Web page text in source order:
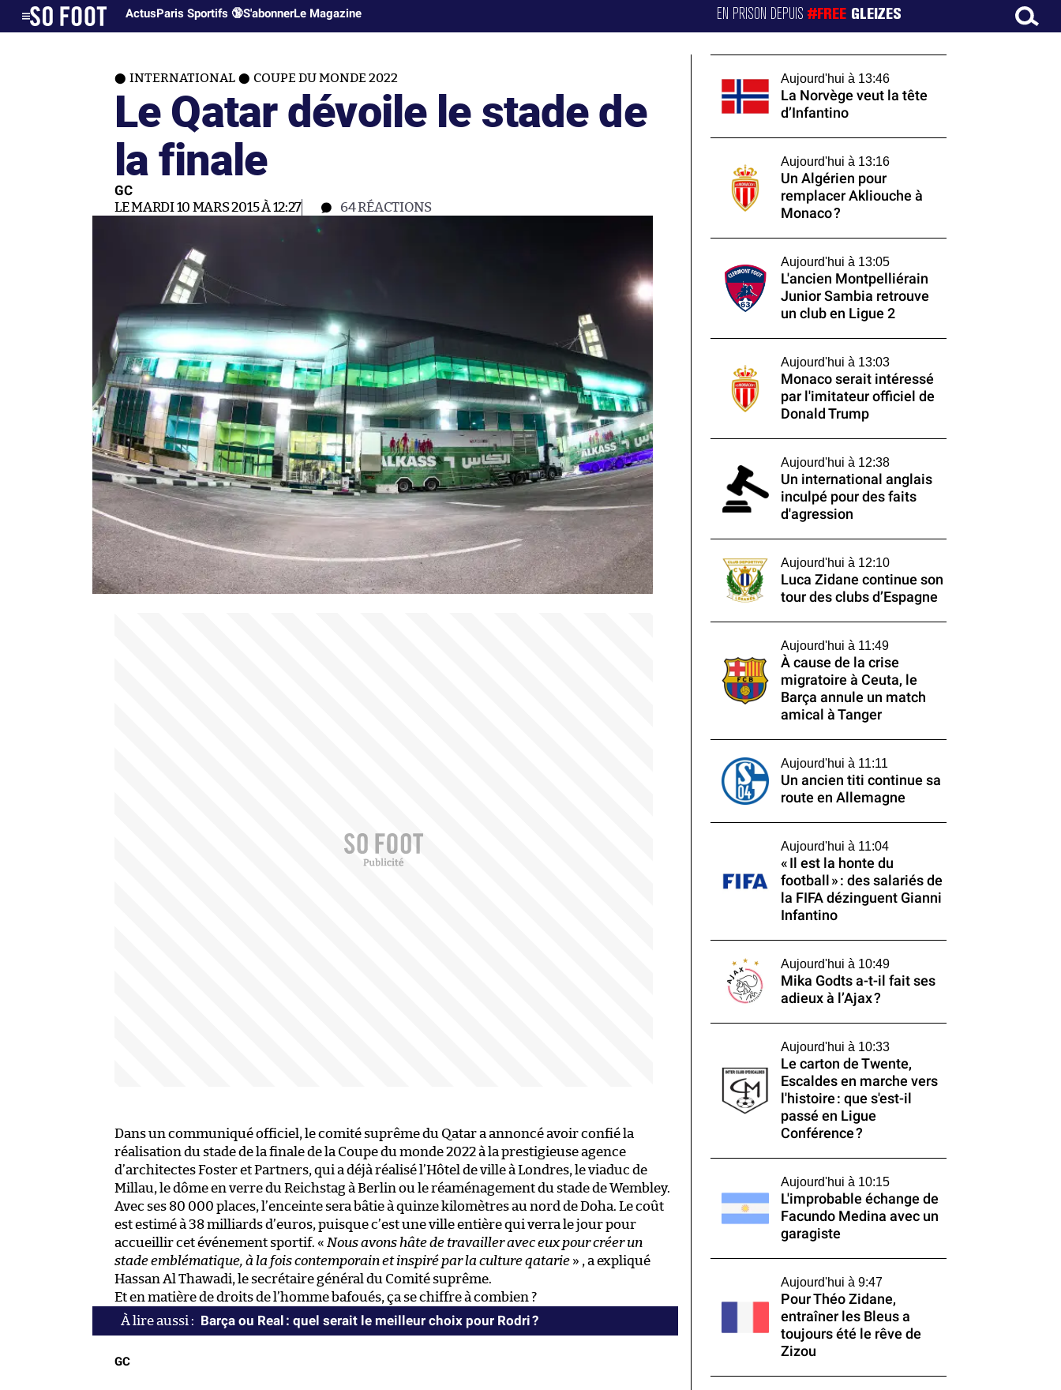
ActusParis Sportifs 🔞S'abonnerLe Magazine EN PRISON DEPUIS#FREE GLEIZES
INTERNATIONAL COUPE DU MONDE 2022
Le Qatar dévoile le stade de
la finale
GC
LE MARDI 10 MARS 2015 À 12:27 64RÉACTIONS
Dans un communiqué officiel, le comité suprême du Qatar a annoncé avoir confié la
réalisation du stade de la finale de la Coupe du monde 2022 à la prestigieuse agence
d’architectes Foster et Partners, qui a déjà réalisé l’Hôtel de ville à Londres, le viaduc de
Millau, le dôme en verre du Reichstag à Berlin ou le réaménagement du stade de Wembley.
Avec ses 80 000 places, l’enceinte sera bâtie à quinze kilomètres au nord de Doha. Le coût
est estimé à 38 milliards d’euros, puisque c’est une ville entière qui verra le jour pour
accueillir cet événement sportif. « Nous avons hâte de travailler avec eux pour créer un
stade emblématique, à la fois contemporain et inspiré par la culture qatarie » , a expliqué
Hassan Al Thawadi, le secrétaire général du Comité suprême.
Et en matière de droits de l’homme bafoués, ça se chiffre à combien ?
Barça ou Real : quel serait le meilleur choix pour Rodri ?
GC
Aujourd'hui à 13:46
La Norvège veut la tête
d’Infantino
Aujourd'hui à 13:16
Un Algérien pour
remplacer Akliouche à
Monaco ?
Aujourd'hui à 13:05
L'ancien Montpelliérain
Junior Sambia retrouve
un club en Ligue 2
Aujourd'hui à 13:03
Monaco serait intéressé
par l'imitateur officiel de
Donald Trump
Aujourd'hui à 12:38
Un international anglais
inculpé pour des faits
d'agression
Aujourd'hui à 12:10
Luca Zidane continue son
tour des clubs d’Espagne
Aujourd'hui à 11:49
À cause de la crise
migratoire à Ceuta, le
Barça annule un match
amical à Tanger
Aujourd'hui à 11:11
Un ancien titi continue sa
route en Allemagne
Aujourd'hui à 11:04
« Il est la honte du
football » : des salariés de
la FIFA dézinguent Gianni
Infantino
Aujourd'hui à 10:49
Mika Godts a-t-il fait ses
adieux à l’Ajax ?
Aujourd'hui à 10:33
Le carton de Twente,
Escaldes en marche vers
l'histoire : que s'est-il
passé en Ligue
Conférence ?
Aujourd'hui à 10:15
L'improbable échange de
Facundo Medina avec un
garagiste
Aujourd'hui à 9:47
Pour Théo Zidane,
entraîner les Bleus a
toujours été le rêve de
Zizou